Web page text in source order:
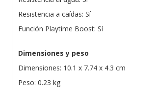
Resistencia a caídas: Sí
Función Playtime Boost: Sí
Dimensiones y peso
Dimensiones: 10.1 x 7.74 x 4.3 cm
Peso: 0.23 kg